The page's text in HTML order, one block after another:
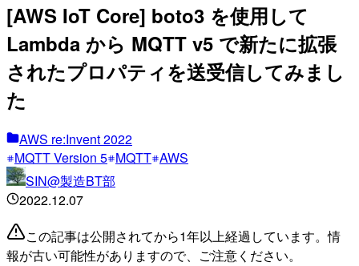
[AWS IoT Core] boto3 を使用して
Lambda から MQTT v5 で新たに拡張
されたプロパティを送受信してみまし
た
AWS re:Invent 2022
MQTT Version 5 MQTT AWS
SIN@製造BT部
2022.12.07
この記事は公開されてから1年以上経過しています。情
報が古い可能性がありますので、ご注意ください。